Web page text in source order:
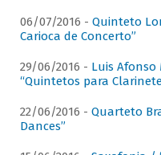
06/07/2016 - Quinteto
Carioca de Concerto”
29/06/2016 - Luis Afonso
“Quintetos para
22/06/2016 - Quarteto
Dances”